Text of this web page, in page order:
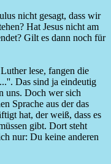
nicht gesagt, dass wir
Hat Jesus nicht am
Gilt es dann noch für
lese, fangen die
Das sind ja eindeutig
uns. Doch wer sich
Sprache aus der das
hat, der weiß, dass es
gibt. Dort steht
nur: Du keine anderen